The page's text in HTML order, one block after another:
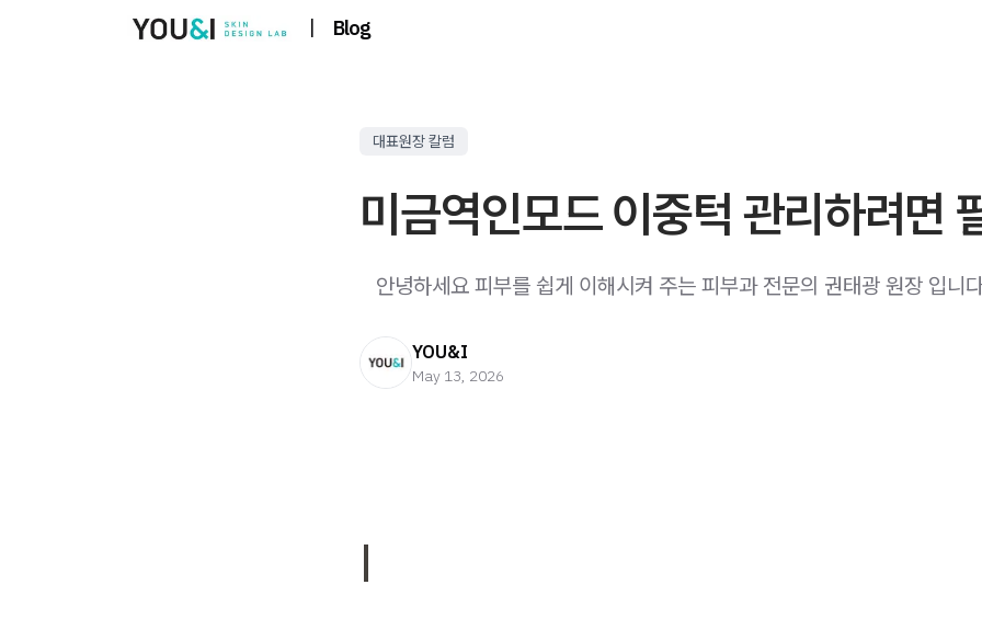
| Blog
대표원장 칼럼
미금역인모드 이중턱 관리하려면
안녕하세요 피부를 쉽게 이해시켜 주는 피부과 전문의 권태광 원장 입니다
YOU&I
May 13, 2026